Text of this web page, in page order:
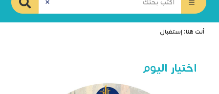
أنت هنا: إستقبال
اختيار اليوم